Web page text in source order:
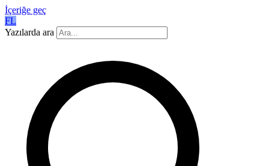
İçeriğe geç
FL
Yazılarda ara